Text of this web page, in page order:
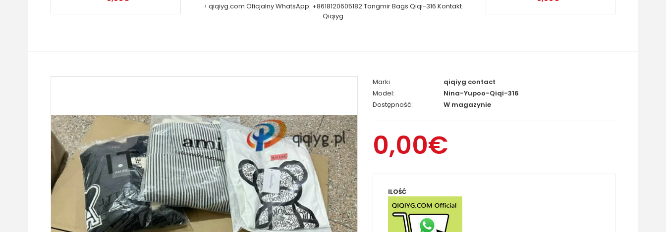
qiqiyg.com Oficjalny WhatsApp: +8618120605182 Tangmir Bags Qiqi-316 Kontakt
Qiqiyg
Marki
qiqiyg contact
Model:
Nina-Yupoo-Qiqi-316
Dostępność:
W magazynie
0,00€
ILOŚĆ